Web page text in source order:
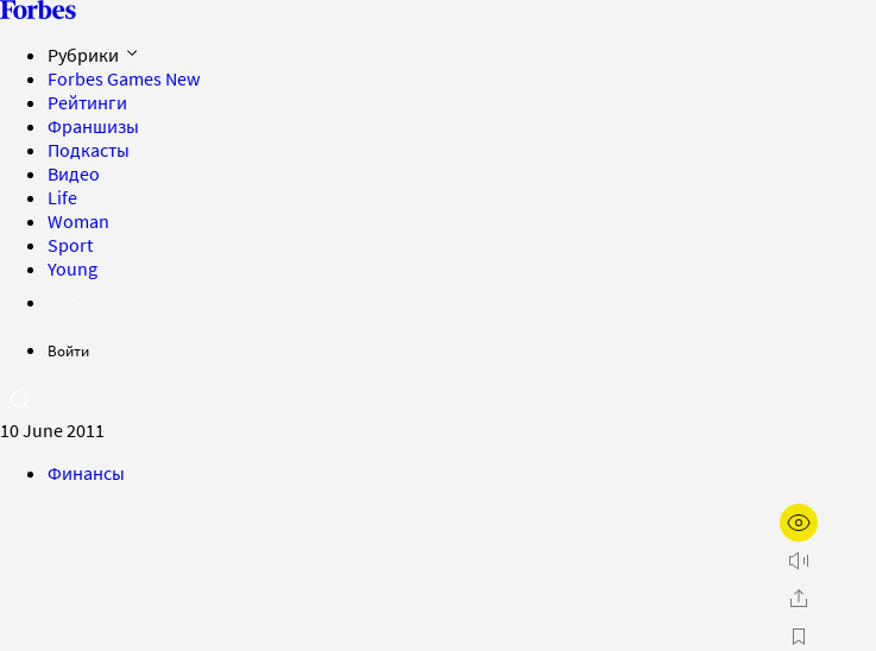
Рубрики
Forbes Games New
Рейтинги
Франшизы
Подкасты
Видео
Life
Woman
Sport
Young
Войти
10 June 2011
Финансы